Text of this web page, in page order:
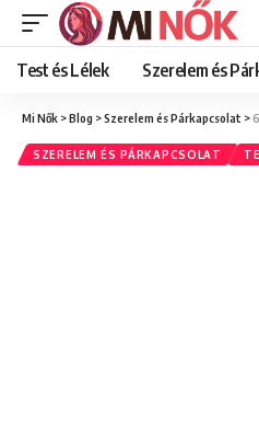
Test és Lélek Szerelem és
Mi Nők >Blog >Szerelem és Párkapcsolat >6
SZERELEM ÉS PÁRKAPCSOLAT